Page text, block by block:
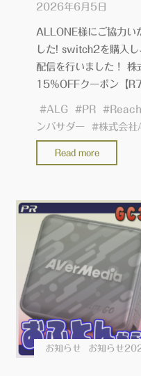
2026年6月5日
ALLONE様にご協力い
した! switch2を購入し
配信を行いました！ 株
15%OFFクーポン【
#ALG #PR #
ンバサダー
#株式会
Read more
ピ
ン
グ
配
信
お
好
き
お知らせ お知らせ